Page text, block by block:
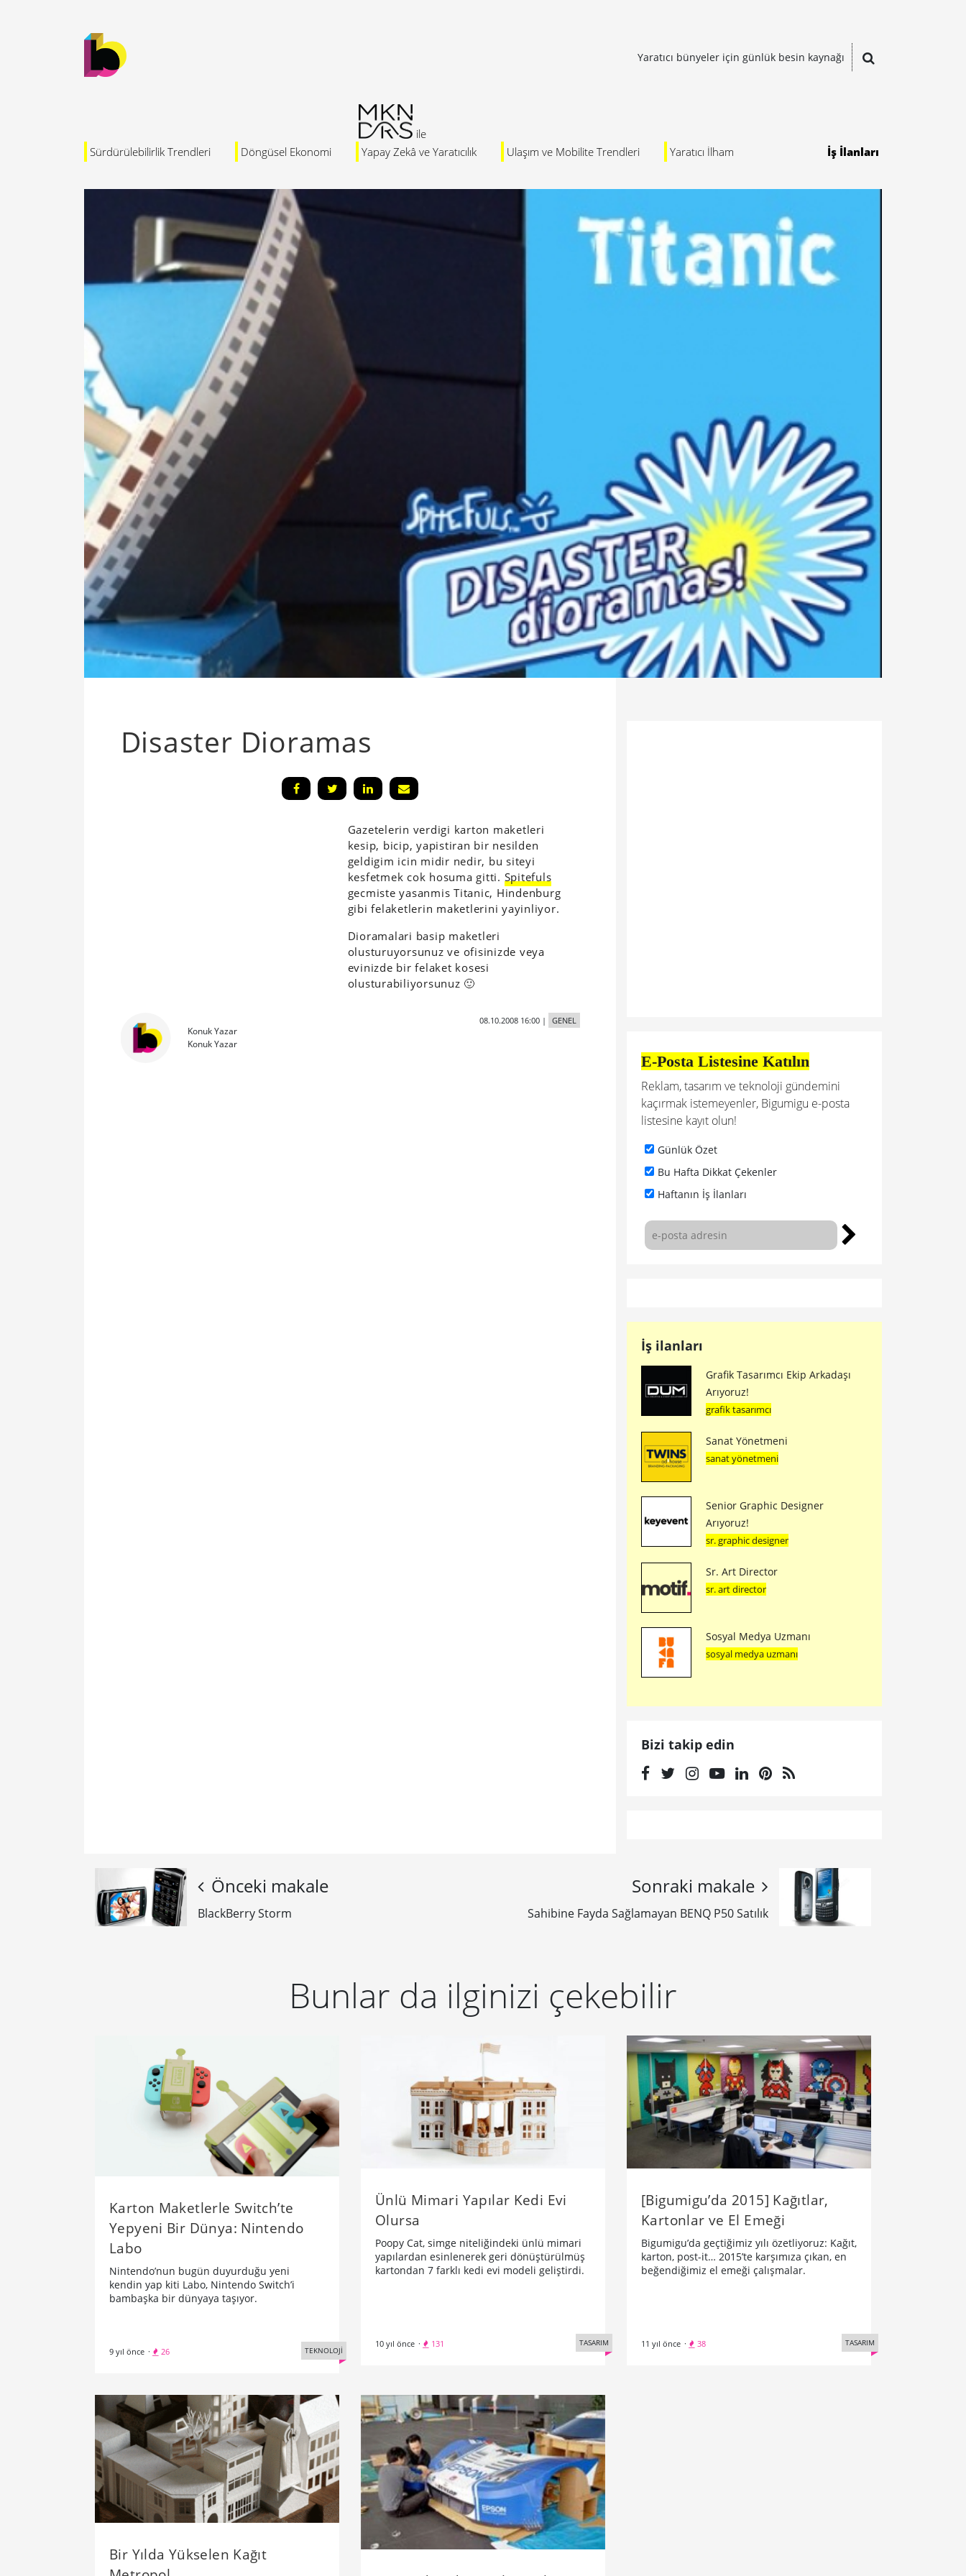
Yaratıcı bünyeler için günlük besin kaynağı
Sürdürülebilirlik Trendleri Döngüsel Ekonomi Yapay Zekâ ve Yaratıcılık Ulaşım ve Mobilite Trendleri Yaratıcı İlham İş İlanları
Disaster Dioramas
Gazetelerin verdigi karton maketleri
kesip, bicip, yapistiran bir nesilden
geldigim icin midir nedir, bu siteyi
kesfetmek cok hosuma gitti. Spitefuls
gecmiste yasanmis Titanic, Hindenburg
gibi felaketlerin maketlerini yayinliyor.
Dioramalari basip maketleri
olusturuyorsunuz ve ofisinizde veya
evinizde bir felaket kosesi
olusturabiliyorsunuz 🙂
Konuk Yazar
Konuk Yazar
08.10.2008 16:00| GENEL
E-Posta Listesine Katılın
Reklam, tasarım ve teknoloji gündemini
kaçırmak istemeyenler, Bigumigu e-posta
listesine kayıt olun!
Günlük Özet
Bu Hafta Dikkat Çekenler
Haftanın İş İlanları
İş ilanları
Grafik Tasarımcı Ekip Arkadaşı
Arıyoruz!
grafik tasarımcı
Sanat Yönetmeni
sanat yönetmeni
Senior Graphic Designer
Arıyoruz!
sr. graphic designer
Sr. Art Director
sr. art director
Sosyal Medya Uzmanı
sosyal medya uzmanı
Bizi takip edin
Önceki makale
BlackBerry Storm
Sonraki makale
Sahibine Fayda Sağlamayan BENQ P50 Satılık
Bunlar da ilginizi çekebilir
Karton Maketlerle Switch’te
Yepyeni Bir Dünya: Nintendo
Labo
Nintendo’nun bugün duyurduğu yeni
kendin yap kiti Labo, Nintendo Switch’i
bambaşka bir dünyaya taşıyor.
9 yıl önce · 26 TEKNOLOJİ
Ünlü Mimari Yapılar Kedi Evi
Olursa
Poopy Cat, simge niteliğindeki ünlü mimari
yapılardan esinlenerek geri dönüştürülmüş
kartondan 7 farklı kedi evi modeli geliştirdi.
10 yıl önce · 131 TASARIM
[Bigumigu’da 2015] Kağıtlar,
Kartonlar ve El Emeği
Bigumigu’da geçtiğimiz yılı özetliyoruz: Kağıt,
karton, post-it… 2015’te karşımıza çıkan, en
beğendiğimiz el emeği çalışmalar.
11 yıl önce · 38 TASARIM
Bir Yılda Yükselen Kağıt